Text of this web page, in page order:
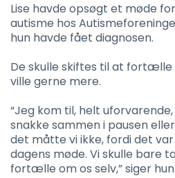
Lise havde opsøgt et møde
autisme hos
hun havde fået diagnosen.
De skulle skiftes til at fortælle
ville gerne mere.
“Jeg kom til, helt
snakke sammen i pausen
det måtte vi ikke, fordi det
dagens møde. Vi skulle bare
fortælle om os selv,” siger hun.